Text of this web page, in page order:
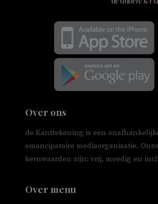
Over ons
de Kanttekening is een
emancipatoire mediaorganisatie. Onze
kernwaarden zijn: vrij, moedig en
Over menu